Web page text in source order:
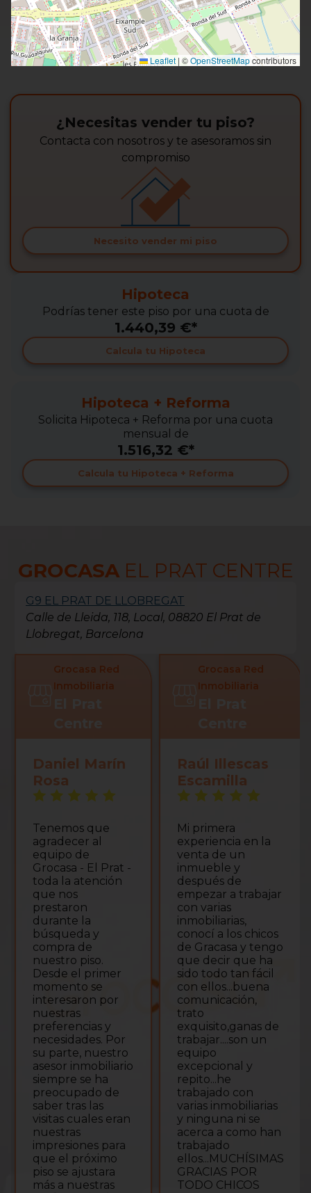
Leaflet | ©OpenStreetMapcontributors
¿Necesitas vender tu piso?
Contacta con nosotros y te asesoramos sin
compromiso
Necesito vender mi piso
Hipoteca
Podrías tener este piso por una cuota de
1.440,39 €*
Calcula tu Hipoteca
Hipoteca + Reforma
Solicita Hipoteca + Reforma por una cuota
mensual de
1.516,32 €*
Calcula tu Hipoteca + Reforma
GROCASA EL PRAT CENTRE
G9 EL PRAT DE LLOBREGAT
Calle de Lleida, 118, Local, 08820 El Prat de
Llobregat, Barcelona
Grocasa Red
Inmobiliaria
Raúl Illescas
Escamilla
Mi primera
experiencia en la
venta de un
inmueble y
después de
empezar a trabajar
con varias
inmobiliarias,
conocí a los chicos
de Gracasa y tengo
que decir que ha
sido todo tan fácil
con ellos...buena
comunicación,
trato
exquisito,ganas de
trabajar....son un
equipo
excepcional y
repito...he
trabajado con
varias inmobiliarias
y ninguna ni se
acerca a como han
trabajado
ellos...MUCHÍSIMAS
GRACIAS POR
TODO CHICOS
Grocasa Red
Inmobiliaria
Lucia Amat
Valera
Hemos comprado
un piso en esta
agencia y la
experiencia ha
sido inmejorable.
Por parte de la
inmobiliaria nos
han atendido de
manera súper
agradable, que
nos ha ayudado
en todo
momento
resolviéndonos las
dudas de forma
rápida y
ayudándonos con
todas las
gestiones. Por la
parte de la
hipoteca, también
ha sido muy
paciente con
nosotros y muy
resolutivo en
todo momento.
Nuestra
experiencia de